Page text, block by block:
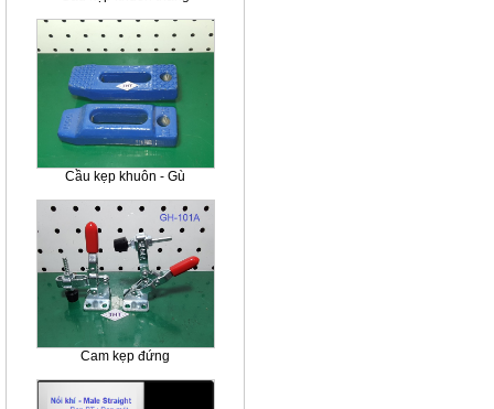
Cầu kẹp khuôn - Gù
Cam kẹp đứng